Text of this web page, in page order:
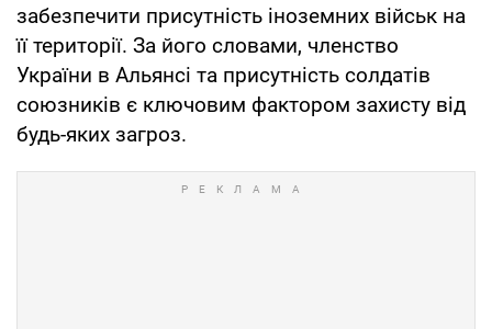
забезпечити присутність іноземних військ на
її території. За його словами, членство
України в Альянсі та присутність солдатів
союзників є ключовим фактором захисту від
будь-яких загроз.